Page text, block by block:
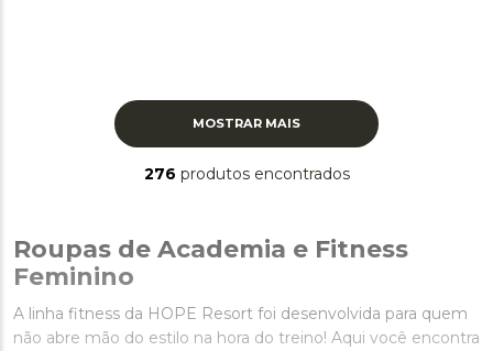
MOSTRAR MAIS
276 produtos
Roupas de Academia e Fitness
Feminino
A linha fitness da HOPE Resort foi desenvolvida para quem
não abre mão do estilo na hora do treino! Aqui você encontra